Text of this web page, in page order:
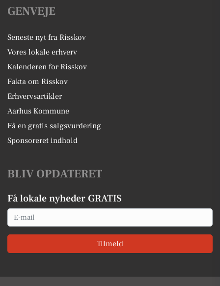
GENVEJE
Seneste nyt fra Risskov
Vores lokale erhverv
Kalenderen for Risskov
Fakta om Risskov
Erhvervsartikler
Aarhus Kommune
Få en gratis salgsvurdering
Sponsoreret indhold
BLIV OPDATERET
Få lokale nyheder GRATIS
Email
Tilmeld